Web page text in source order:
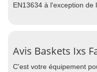
EN13634 à l'exception de
Avis Baskets Ixs
C'est votre équipement